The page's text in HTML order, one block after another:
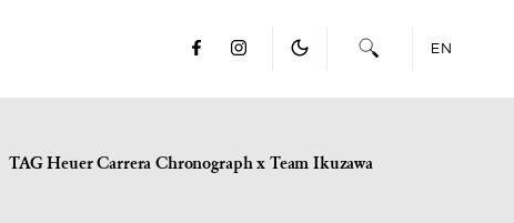
EN
TAG Heuer Carrera Chronograph x Team Ikuzawa